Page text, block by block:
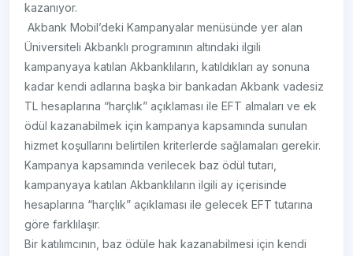
kazanıyor.
​ Akbank Mobil’deki Kampanyalar menüsünde yer alan
Üniversiteli Akbanklı programının altındaki ilgili
kampanyaya katılan Akbanklıların, katıldıkları ay sonuna
kadar kendi adlarına başka bir bankadan Akbank vadesiz
TL hesaplarına “harçlık” açıklaması ile EFT almaları ve ek
ödül kazanabilmek için kampanya kapsamında sunulan
hizmet koşullarını belirtilen kriterlerde sağlamaları gerekir.
Kampanya kapsamında verilecek baz ödül tutarı,
kampanyaya katılan Akbanklıların ilgili ay içerisinde
hesaplarına “harçlık” açıklaması ile gelecek EFT tutarına
göre farklılaşır.
Bir katılımcının, baz ödüle hak kazanabilmesi için kendi